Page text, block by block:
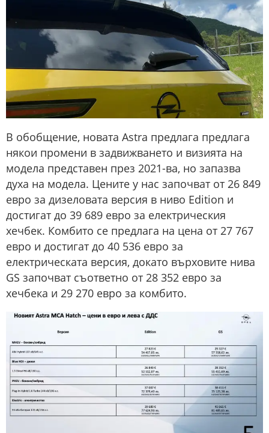
В обобщение, новата Astra предлага предлага
някои промени в задвижването и визията на
модела представен през 2021-ва, но запазва
духа на модела. Цените у нас започват от 26 849
евро за дизеловата версия в ниво Edition и
достигат до 39 689 евро за електрическия
хечбек. Комбито се предлага на цена от 27 767
евро и достигат до 40 536 евро за
електрическата версия, докато върховите нива
GS започват съответно от 28 352 евро за
хечбека и 29 270 евро за комбито.